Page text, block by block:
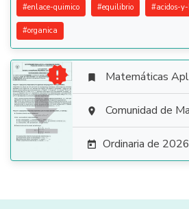
#enlace-quimico #equilibrio #acidos-
#organica

  Matemáticas
 Comunidad de
 Ordinaria de 2026